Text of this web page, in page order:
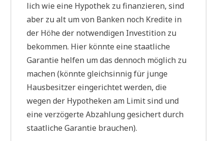
lich wie eine Hypo­thek zu finan­zie­ren, sind
aber zu alt um von Ban­ken noch Kre­di­te in
der Höhe der not­wen­di­gen Inve­sti­ti­on zu
bekom­men. Hier könn­te eine staat­li­che
Garan­tie hel­fen um das den­noch mög­lich zu
machen (könn­te gleich­sin­nig für jun­ge
Haus­be­sit­zer ein­ge­rich­tet wer­den, die
wegen der Hypo­the­ken am Limit sind und
eine ver­zö­ger­te Abzah­lung gesi­chert durch
staat­li­che Garan­tie brauchen).